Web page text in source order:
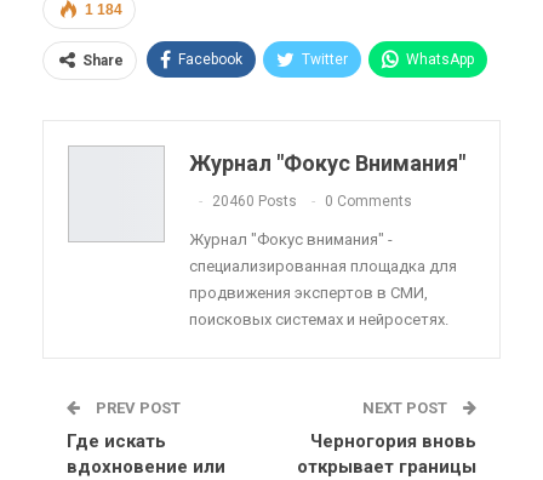
1 184
Share Facebook Twitter WhatsApp
Telegram VK Viber
Linkedin Tumblr
Журнал "Фокус Внимания"
20460 Posts 0 Comments
Журнал "Фокус внимания" -
специализированная площадка для
продвижения экспертов в СМИ,
поисковых системах и нейросетях.
PREV POST
Где искать
вдохновение или
NEXT POST
Черногория вновь
открывает границы